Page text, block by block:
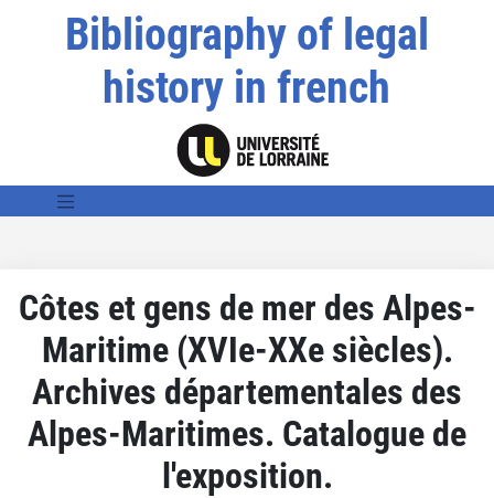
Bibliography of legal
history in french
Côtes et gens de mer des Alpes-
Maritime (XVIe-XXe siècles).
Archives départementales des
Alpes-Maritimes. Catalogue de
l'exposition.